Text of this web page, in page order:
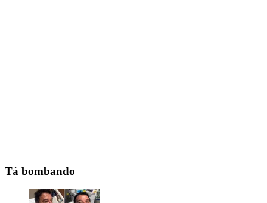
Tá bombando